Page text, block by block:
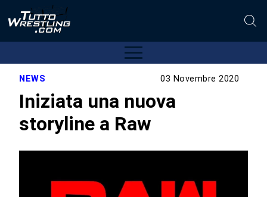
NEWS 03 Novembre 2020
Iniziata una nuova
storyline a Raw